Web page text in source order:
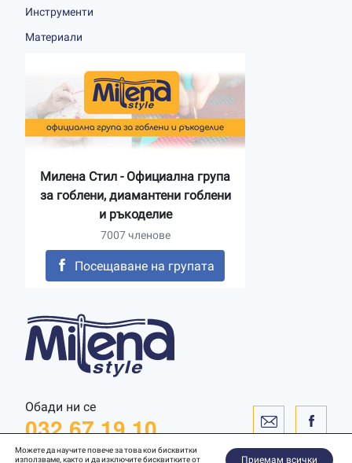
Обади ни се
032 67 19 10
Инструменти
Материали
Милена Стил - Официална група
за гоблени, диамантени гоблени
и ръкоделие
7007 членове
Посещаване на групата
Можете да научите повече за това кои бисквитки
използваме, както и да изключите бисквитките от
Приемам всички